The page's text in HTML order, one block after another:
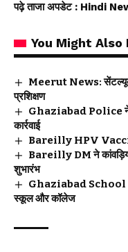
पढ़े ताजा अपडेट : Hindi
You Might Also
Meerut News:
प्रशिक्षण
Ghaziabad Police ने
कार्रवाई
Bareilly HPV
Bareilly DM ने कांवड़ियों
शुभारंभ
Ghaziabad School
स्कूल और कॉलेज